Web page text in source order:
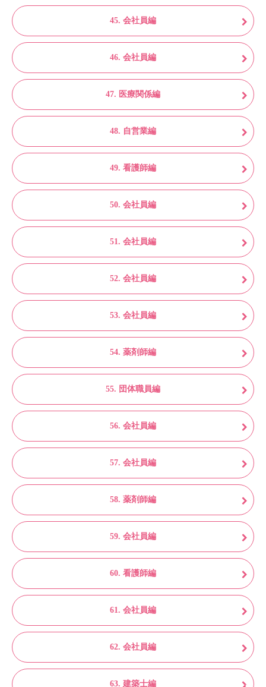
45. 会社員編
46. 会社員編
47. 医療関係編
48. 自営業編
49. 看護師編
50. 会社員編
51. 会社員編
52. 会社員編
53. 会社員編
54. 薬剤師編
55. 団体職員編
56. 会社員編
57. 会社員編
58. 薬剤師編
59. 会社員編
60. 看護師編
61. 会社員編
62. 会社員編
63. 建築士編